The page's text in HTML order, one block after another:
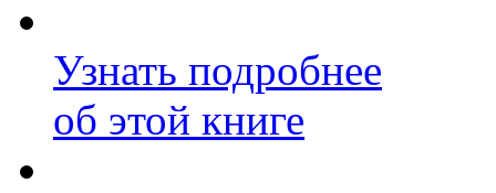
Узнать подробнее
об этой книге